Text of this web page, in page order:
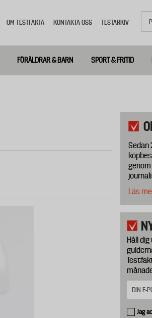
meny
OM TESTFAKTA KONTAKTA OSS TESTARKIV
FÖRÄLDRAR & BARN SPORT & FRITID
Sedan
Läs
Håll
Jag